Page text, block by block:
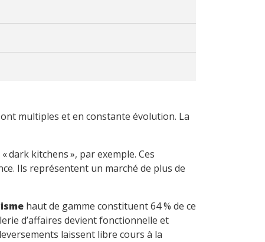
multiples et en constante évolution. La
dark kitchens », par exemple. Ces
Ils représentent un marché de plus de
haut de gamme constituent 64 % de ce
d’affaires devient fonctionnelle et
laissent libre cours à la